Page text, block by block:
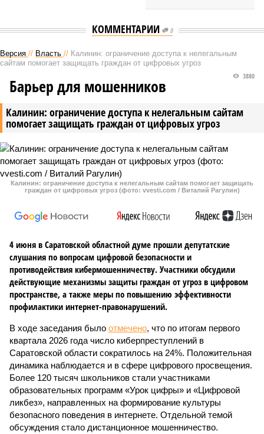
КОММЕНТАРИИ 0
Версия // Власть // Калинин: ограничение доступа к нелегальным
сайтам помогает защищать граждан от цифровых угроз
Калинин: ограничение доступа к нелегальным сайтам
помогает защищать граждан от цифровых угроз
3880
Барьер для мошенников
Калинин: ограничение доступа к нелегальным сайтам помогает защищать
граждан от цифровых угроз (фото: vvesti.com / Виталий Рагулин)
4 июня в Саратовской областной думе прошли депутатские
слушания по вопросам цифровой безопасности и
противодействия кибермошенничеству. Участники обсудили
действующие механизмы защиты граждан от угроз в цифровом
пространстве, а также меры по повышению эффективности
профилактики интернет-правонарушений.
В ходе заседания было отмечено, что по итогам первого
квартала 2026 года число киберпреступлений в
Саратовской области сократилось на 24%. Положительная
динамика наблюдается и в сфере цифрового просвещения.
Более 120 тысяч школьников стали участниками
образовательных программ «Урок цифры» и «Цифровой
ликбез», направленных на формирование культуры
безопасного поведения в интернете. Отдельной темой
обсуждения стало дистанционное мошенничество.